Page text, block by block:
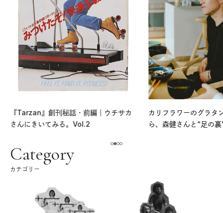
『Tarzan』創刊秘話・前編｜ウチサカ
さんにきいてみる。Vol.2
カリフラワーのグラタ
ら、森健さんと“足の
Category
カテゴリー